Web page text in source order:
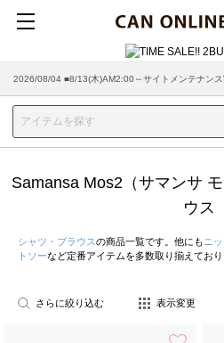
2026/08/04 ■8/13(木)AM2:00～サイトメンテナン
2026/07/29 ■【お知らせ】ヤマト運輸の配送遅延・
Samansa Mos2（サマンサ
ウス
シャツ・ブラウスの商品一覧です。他にも ニ
トソーなど定番アイテムを多数取り揃えており
さらに絞り込む 表示変更